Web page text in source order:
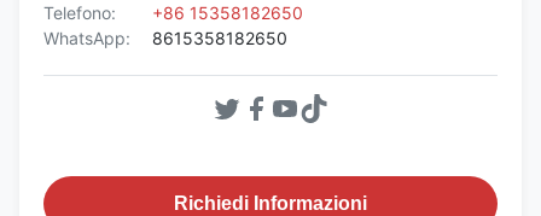
Telefono:
+86 15358182650
WhatsApp:
8615358182650
Richiedi Informazioni